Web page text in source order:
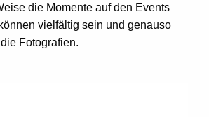
die Momente auf den Events
vielfältig sein und genauso
Fotografien.